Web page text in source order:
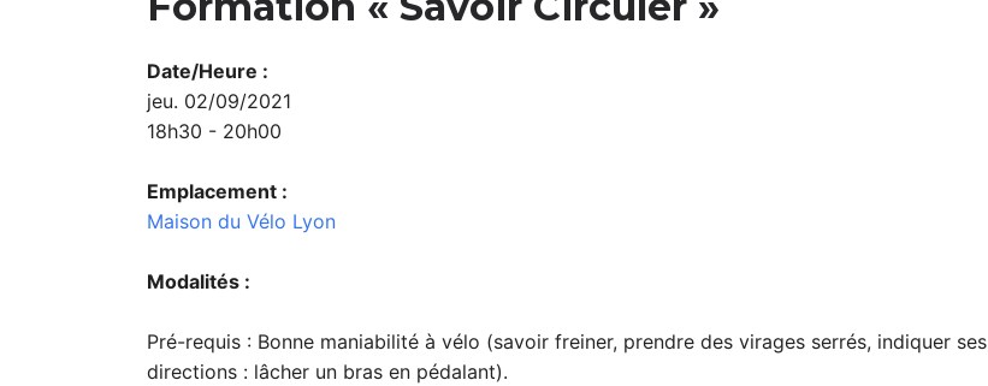
Date/Heure :
jeu. 02/09/2021
18h30 - 20h00
Emplacement :
Maison du Vélo Lyon
Modalités :
Pré-requis : Bonne maniabilité à vélo (savoir freiner, prendre des virages serrés, indiquer ses
directions : lâcher un bras en pédalant).